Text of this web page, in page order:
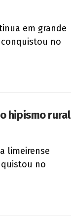
em grande
conquistou no
hipismo rural
limeirense
no